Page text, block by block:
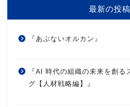
最新の投稿
『あぶないオルカン』
『AI 時代の組織の未来を創る
グ【人材戦略編】』